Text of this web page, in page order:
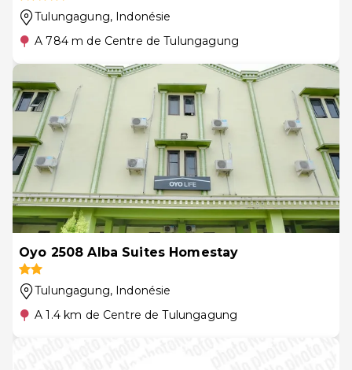
Tulungagung, Indonésie
A 784 m de Centre de Tulungagung
Oyo 2508 Alba Suites Homestay
Tulungagung, Indonésie
A 1.4 km de Centre de Tulungagung